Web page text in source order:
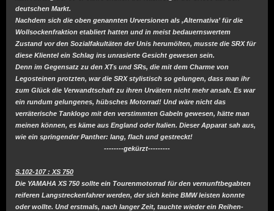
deutschen Markt.
Nachdem sich die oben genannten Urversionen als ‚Alternativa’ für die
Wollsockenfraktion etabliert hatten und in meist bedauernswertem
Zustand vor den Sozialfakultäten der Unis herumölten, musste die SRX für
diese Klientel ein Schlag ins unrasierte Gesicht gewesen sein.
Denn im Gegensatz zu den XTs und SRs, die mit dem Charme von
Legosteinen protzten, war die SRX stylistisch so gelungen, dass man ihr
zum Glück die Verwandtschaft zu ihren Urvätern nicht mehr ansah. Es war
ein rundum gelungenes, hübsches Motorrad! Und wäre nicht das
verräterische Tanklogo mit den verstimmten Gabeln gewesen, hätte man
meinen können, es käme aus England oder Italien. Dieser Apparat sah aus,
wie ein springender Panther: lang, flach und gestreckt!
--------gekürzt---------
S.102-107 : XS 750
Die YAMAHA XS 750 sollte ein Tourenmotorrad für den vernunftbegabten
reiferen Langstreckenfahrer werden, der sich keine BMW leisten konnte
oder wollte. Und erstmals, nach langer Zeit, tauchte wieder ein Reihen-